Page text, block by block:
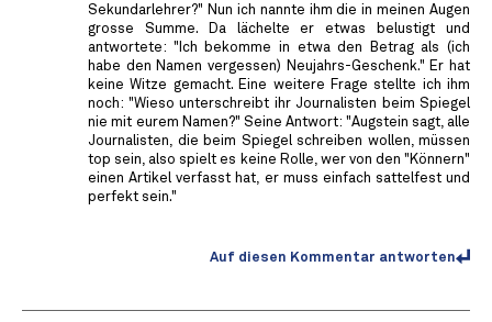
Sekundarlehrer?" Nun ich nannte ihm die in meinen Augen
grosse Summe. Da lächelte er etwas belustigt und
antwortete: "Ich bekomme in etwa den Betrag als (ich
habe den Namen vergessen) Neujahrs-Geschenk." Er hat
keine Witze gemacht. Eine weitere Frage stellte ich ihm
noch: "Wieso unterschreibt ihr Journalisten beim Spiegel
nie mit eurem Namen?" Seine Antwort: "Augstein sagt, alle
Journalisten, die beim Spiegel schreiben wollen, müssen
top sein, also spielt es keine Rolle, wer von den "Könnern"
einen Artikel verfasst hat, er muss einfach sattelfest und
perfekt sein."
Auf diesen Kommentar antworten